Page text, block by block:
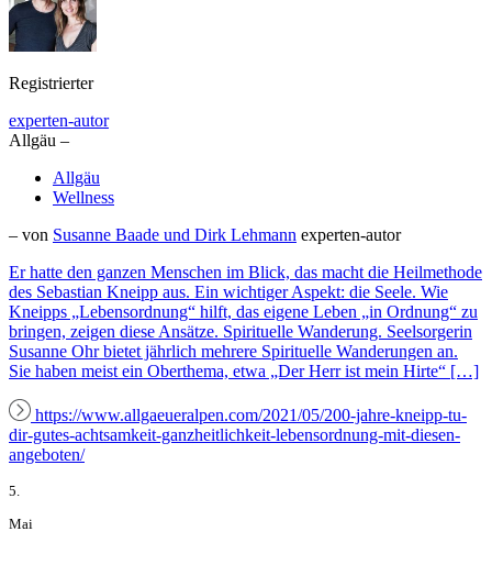
Registrierter
experten-autor
Allgäu –
Allgäu
Wellness
– von Susanne Baade und Dirk Lehmann experten-autor
Er hatte den ganzen Menschen im Blick, das macht die Heilmethode
des Sebastian Kneipp aus. Ein wichtiger Aspekt: die Seele. Wie
Kneipps „Lebensordnung“ hilft, das eigene Leben „in Ordnung“ zu
bringen, zeigen diese Ansätze. Spirituelle Wanderung. Seelsorgerin
Susanne Ohr bietet jährlich mehrere Spirituelle Wanderungen an.
Sie haben meist ein Oberthema, etwa „Der Herr ist mein Hirte“ […]
https://www.allgaeueralpen.com/2021/05/200-jahre-kneipp-tu-
dir-gutes-achtsamkeit-ganzheitlichkeit-lebensordnung-mit-diesen-
angeboten/
5.
Mai